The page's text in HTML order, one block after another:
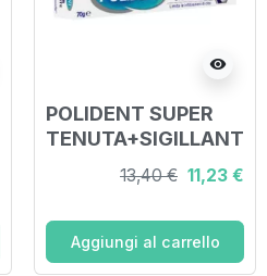
visibility
POLIDENT SUPER
TENUTA+SIGILLANT
E ADESIVO PROTESI
DENTALE 70 G
13,40 € 11,23 €
Aggiungi al carrello